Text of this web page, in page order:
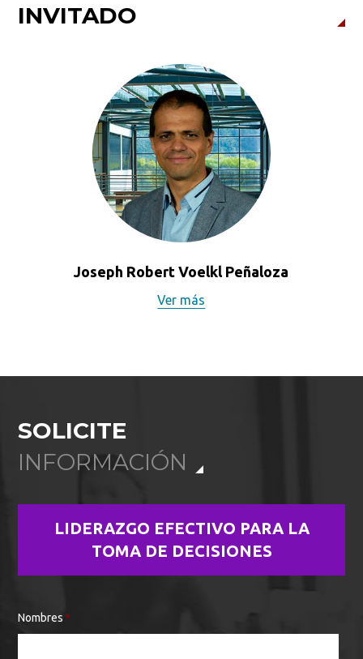
INVITADO
Joseph Robert Voelkl Peñaloza
Ver más
SOLICITE
INFORMACIÓN
LIDERAZGO EFECTIVO PARA LA
TOMA DE DECISIONES
Nombres *